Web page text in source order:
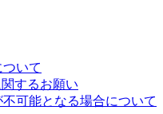
いて
するお願い
可能となる場合について